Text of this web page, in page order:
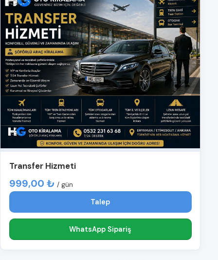
Transfer Hizmeti
999,00 ₺ / gün
Talep
WhatsApp Sipariş